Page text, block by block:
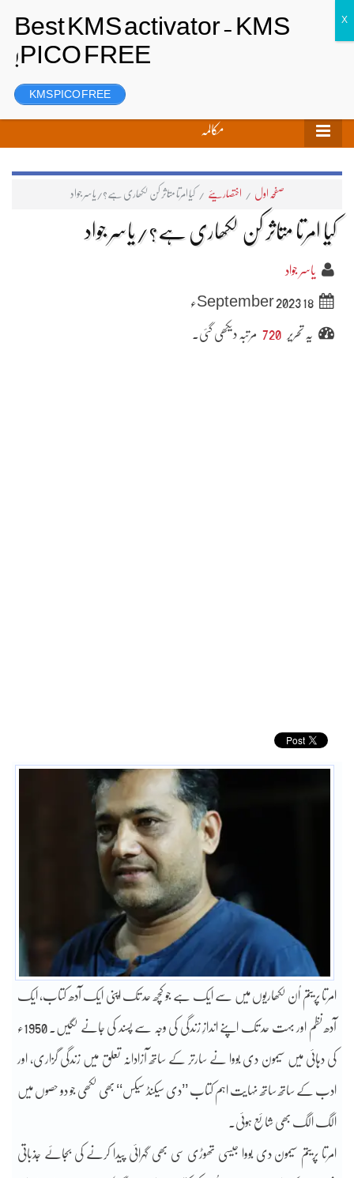
رجسٹر
مکالمہ
صفحہ اول / اختصاریئے / کیا امرتا متاثر کن لکھاری ہے؟/یاسر جواد
کیا امرتا متاثر کن لکھاری ہے؟/یاسر جواد
یاسر جواد
18 September 2023ء
یہ تحریر 720 مرتبہ دیکھی گئی۔
امرتا پریتم اُن لکھاریوں میں سے ایک ہے جو کچھ حد تک اپنی ایک آدھ کتاب، ایک
آدھ نظم اور بہت حد تک اپنے اندازِ زندگی کی وجہ سے پسند کی جانے لگیں۔ 1950ء
کی دہائی میں سیمون دی بووا نے سارتر کے ساتھ آزادانہ تعلق میں زندگی گزاری، اور
ادب کے ساتھ ساتھ نہایت اہم کتاب ’’دی سیکنڈ سیکس‘‘ بھی لکھی جو دو حصوں میں
الگ الگ بھی شائع ہوئی۔
امرتا پریتم سیمون دی بووا جیسی تھوڑی سی بھی گہرائی پیدا کرنے کی بجائے جذباتی
KMS PICO FREE